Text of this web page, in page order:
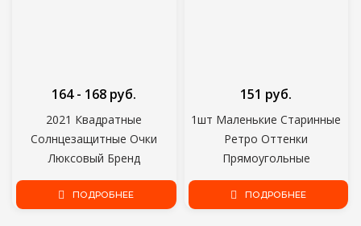
2021 Квадратные
Солнцезащитные Очки
Люксовый Бренд
Путешествия Маленькие
Прямоугольные
164 - 168 руб.
ПОДРОБНЕЕ
1шт Маленькие Старинные
Ретро Оттенки
Прямоугольные
Солнцезащитные Очки UV400
Металлическая Квадратная
151 руб.
ПОДРОБНЕЕ